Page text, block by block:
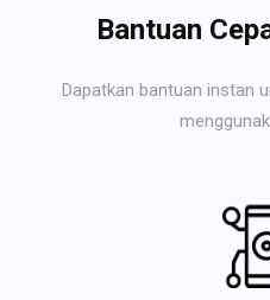
Bantuan
Dapatkan bantuan instan